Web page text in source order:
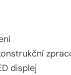
displej